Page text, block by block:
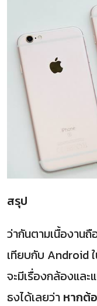
สรุป
ว่ากันตามเนื้องาน
เทียบกับ Android
จะมีเรื่องกล้องและ
ธงได้เลยว่า หากต้